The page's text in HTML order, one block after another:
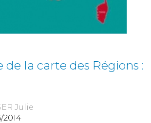
de la carte des Régions :
Julie
2014